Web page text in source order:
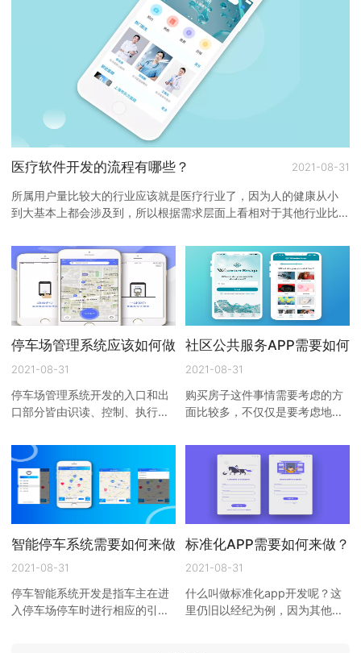
医疗软件开发的流程有哪些？ 2021-08-31
所属用户量比较大的行业应该就是医疗行业了，因为人的健康从小
到大基本上都会涉及到，所以根据需求层面上看相对于其他行业比
停车场管理系统应该如何做？
2021-08-31
停车场管理系统开发的入口和出
口部分皆由识读、控制、执行三
防范的需求添加自动出卡、引导
指示装置、图像获取设备、 ...
社区公共服务APP需要如何
2021-08-31
购买房子这件事情需要考虑的方
面比较多，不仅仅是要考虑地段
还需要考虑社区管理综合服务情
况。现在与过去有很大的不 ...
智能停车系统需要如何来做？
2021-08-31
停车智能系统开发是指车主在进
入停车场停车时进行相应的引
标准化APP需要如何来做？
2021-08-31
什么叫做标准化app开发呢？这
里仍旧以经纪为例，因为其他